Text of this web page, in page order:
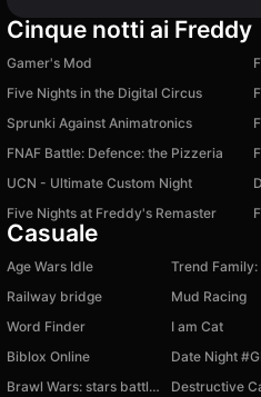
Cinque notti ai Freddy
Gamer's Mod
Five Nights in the Digital Circus
Sprunki Against Animatronics
FNAF Battle: Defence: the Pizzeria
UCN - Ultimate Custom Night
Five Nights at Freddy's Remaster
Casuale
Age Wars Idle
Railway bridge
Mud Racing
Word Finder
I am Cat
Biblox Online
Date Night
Brawl Wars: stars battle 3v3